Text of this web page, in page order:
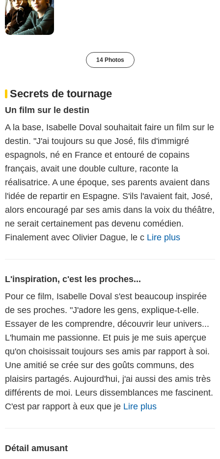
14 Photos
Secrets de tournage
Un film sur le destin
A la base, Isabelle Doval souhaitait faire un film sur le
destin. "J'ai toujours su que José, fils d'immigré
espagnols, né en France et entouré de copains
français, avait une double culture, raconte la
réalisatrice. A une époque, ses parents avaient dans
l'idée de repartir en Espagne. S'ils l'avaient fait, José,
alors encouragé par ses amis dans la voix du théâtre,
ne serait certainement pas devenu comédien.
Finalement avec Olivier Dague, le c Lire plus
L'inspiration, c'est les proches...
Pour ce film, Isabelle Doval s'est beaucoup inspirée
de ses proches. "J'adore les gens, explique-t-elle.
Essayer de les comprendre, découvrir leur univers...
L'humain me passionne. Et puis je me suis aperçue
qu'on choisissait toujours ses amis par rapport à soi.
Une amitié se crée sur des goûts communs, des
plaisirs partagés. Aujourd'hui, j'ai aussi des amis très
différents de moi. Leurs dissemblances me fascinent.
C'est par rapport à eux que je Lire plus
Détail amusant